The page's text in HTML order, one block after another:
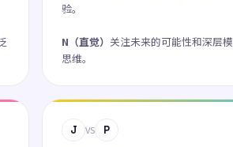
验。
N（直觉） 关注未来的可能性和深层
思维。
J VS P